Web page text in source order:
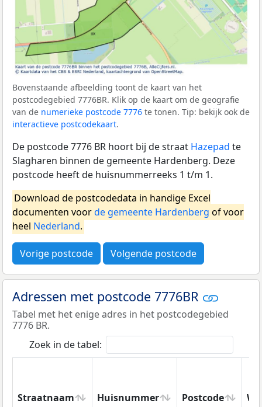
Bovenstaande afbeelding toont de kaart van het
postcodegebied 7776BR. Klik op de kaart om de geografie
van de numerieke postcode 7776 te tonen. Tip: bekijk ook de
interactieve postcodekaart.
De postcode 7776 BR hoort bij de straat Hazepad te
Slagharen binnen de gemeente Hardenberg. Deze
postcode heeft de huisnummerreeks 1 t/m 1.
Download de postcodedata in handige Excel
documenten voorde gemeente Hardenberg of voor
heel Nederland.
Vorige postcode Volgende postcode
Adressen met postcode 7776BR
Tabel met het enige adres in het postcodegebied
7776 BR.
Zoek in de tabel:
Straatnaam Huisnummer Postcode